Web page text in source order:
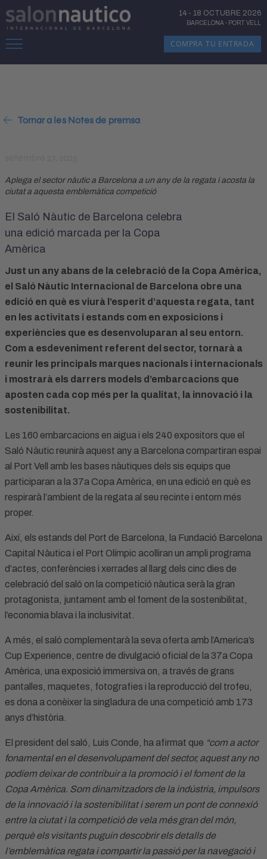
COMPRA TU ENTRADA
14 - 18 OCTUBRE 2026
BARCELONA- PORT VELL
Tornar a les Notes de premsa
Aplega el sector nàutic a Barcelona a un any de la regata i acosta la
ciutat a aquesta emblemàtica competició
El Saló Nàutic de Barcelona celebra
una edició marcada per la Copa
Amèrica
Just un any abans de la celebració de la Copa Amèrica,
el Saló Nàutic Internacional de Barcelona obre una
edició en què es viurà l’esperit d’aquesta regata, tant
en les activitats i estands com en exposicions i
experiències que es desenvoluparan al seu entorn.
Com a esdeveniment referent del sector, tornarà a
reunir les principals marques nacionals i internacionals
i mostrarà els darrers models d’embarcacions que
aposten cada cop més per la qualitat, la innovació i la
sostenibilitat.
Les 160 embarcacions en aigua i els 240 expositors que el
Saló Nàutic reunirà aquest any a Barcelona compartiran espai
al Port Vell amb les bases nàutiques dels sis equips que
participaran a la 37a Copa Amèrica, en una edició en què es
respirarà l’ambient de la regata al seu recinte i entorn més
proper.
Així, els estands del Port de Barcelona, la Fundació Barcelona
Capital Nàutica i el Port Olímpic acolliran un ampli programa
d’actes, conferències i xerrades al llarg dels cinc dies de
celebració del saló on la competició nàutica serà la gran
protagonista, juntament amb el foment de la sostenibilitat,
l’economia blava i la inclusivitat.
A més, el saló complementarà la seva oferta amb l’America’s
Cup Experience, centre de divulgació oficial de la 37a Copa
Amèrica, una exposició immersiva on, a través de grans
pantalles, maquetes, fotografies i la reproducció del trofeu,
es dona a conèixer la singladura de una competició amb 173
anys d’història.
El president del saló, Luis Conde, ha afirmat que “com a actor
fonamental en el desenvolupament del sector, aquest any no
podíem deixar de contribuir a la promoció i el foment de la
Copa Amèrica. Som dinamitzadors de la indústria, impulsors
de la innovació i la sostenibilitat i serem un pont de connexió
entre la ciutat i la competició de vela més gran del món,
perquè els visitants puguin descobrir els detalls de
l’emblemàtica regata i compartir la passió per la navegació i